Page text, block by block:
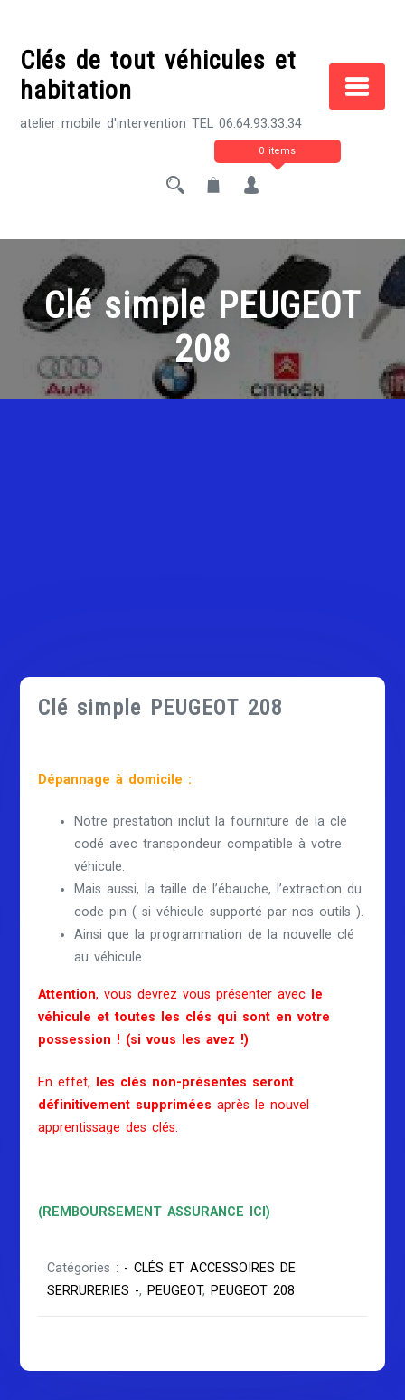
contentClés de tout véhicules et
habitation
atelier mobile d'intervention TEL 06.64.93.33.34
0 items
Clé simple PEUGEOT
208
Clé simple PEUGEOT 208
Dépannage à domicile :
Notre prestation inclut la fourniture de la clé
codé avec transpondeur compatible à votre
véhicule.
Mais aussi, la taille de l’ébauche, l’extraction du
code pin ( si véhicule supporté par nos outils ).
Ainsi que la programmation de la nouvelle clé
au véhicule.
Attention, vous devrez vous présenter avec le
véhicule et toutes les clés qui sont en votre
possession ! (si vous les avez !)
En effet, les clés non-présentes seront
définitivement supprimées après le nouvel
apprentissage des clés.
(REMBOURSEMENT ASSURANCE ICI)
Catégories : - CLÉS ET ACCESSOIRES DE
SERRURERIES -, PEUGEOT, PEUGEOT 208